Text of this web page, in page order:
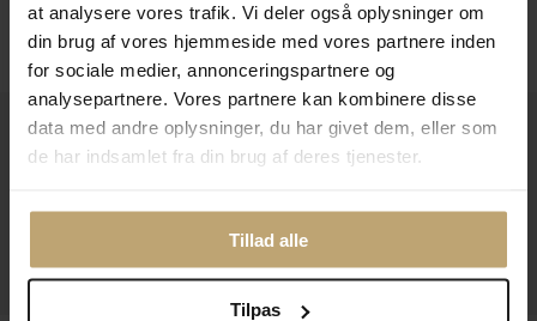
at analysere vores trafik. Vi deler også oplysninger om
din brug af vores hjemmeside med vores partnere inden
for sociale medier, annonceringspartnere og
analysepartnere. Vores partnere kan kombinere disse
data med andre oplysninger, du har givet dem, eller som
de har indsamlet fra din brug af deres tjenester.
Tillad alle
Tilpas
Følg os
Kontakt
Praktiske Sider